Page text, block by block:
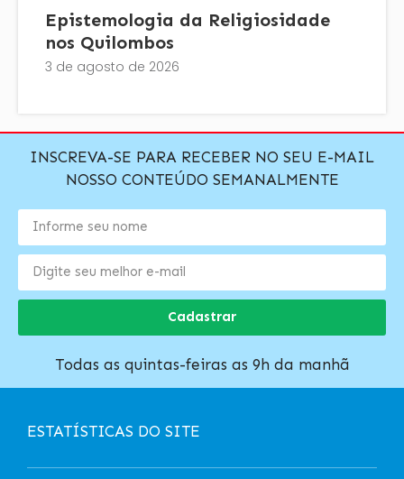
Epistemologia da Religiosidade
nos Quilombos
3 de agosto de 2026
INSCREVA-SE PARA RECEBER NO SEU E-MAIL
NOSSO CONTEÚDO SEMANALMENTE
Cadastrar
Todas as quintas-feiras as 9h da manhã
ESTATÍSTICAS DO SITE